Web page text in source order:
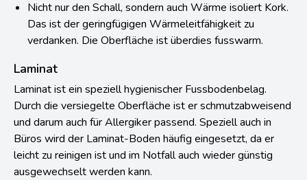
Nicht nur den Schall, sondern auch Wärme isoliert Kork.
Das ist der geringfügigen Wärmeleitfähigkeit zu
verdanken. Die Oberfläche ist überdies fusswarm.
Laminat
Laminat ist ein speziell hygienischer Fussbodenbelag.
Durch die versiegelte Oberfläche ist er schmutzabweisend
und darum auch für Allergiker passend. Speziell auch in
Büros wird der Laminat-Boden häufig eingesetzt, da er
leicht zu reinigen ist und im Notfall auch wieder günstig
ausgewechselt werden kann.